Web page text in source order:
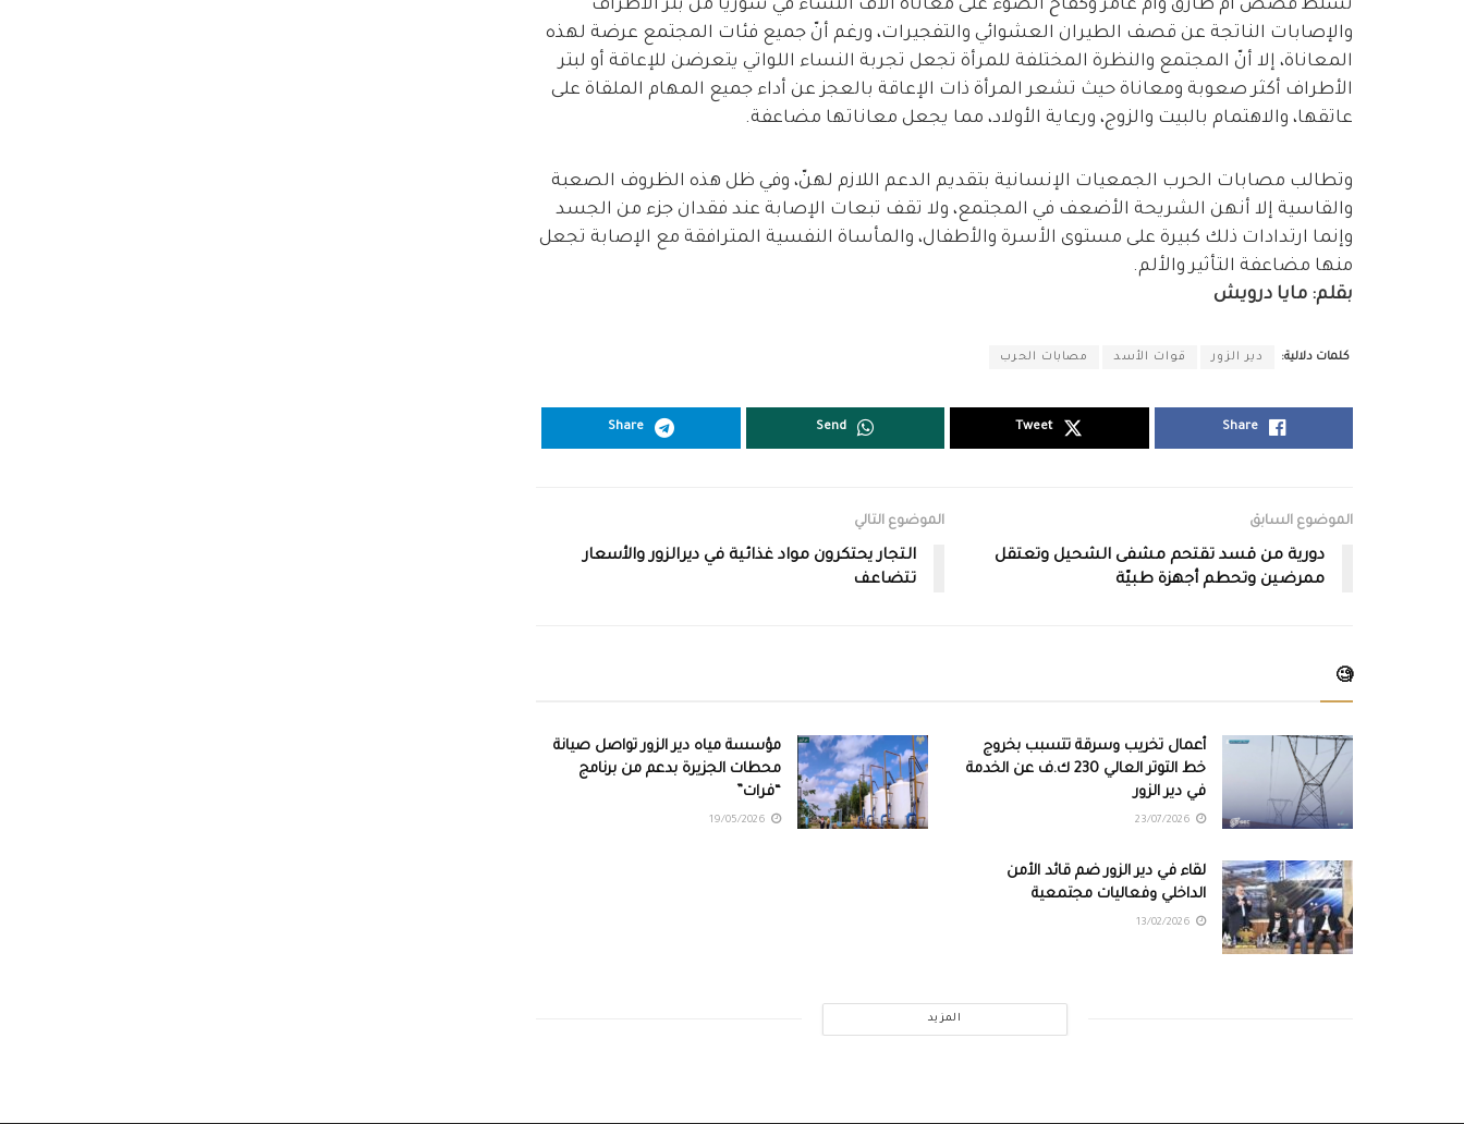
تسلط قصص أم طارق وأم عامر وكفاح الضوء على معاناة آلاف النساء في سوريا من بتر الأطراف
والإصابات الناتجة عن قصف الطيران العشوائي والتفجيرات، ورغم أنّ جميع فئات المجتمع عرضة لهذه
المعاناة، إلا أنّ المجتمع والنظرة المختلفة للمرأة تجعل تجربة النساء اللواتي يتعرضن للإعاقة أو لبتر
الأطراف أكثر صعوبة ومعاناة حيث تشعر المرأة ذات الإعاقة بالعجز عن أداء جميع المهام الملقاة على
عاتقها، والاهتمام بالبيت والزوج، ورعاية الأولاد، مما يجعل معاناتها مضاعفة.
وتطالب مصابات الحرب الجمعيات الإنسانية بتقديم الدعم اللازم لهنّ، وفي ظل هذه الظروف الصعبة
والقاسية إلا أنهن الشريحة الأضعف في المجتمع، ولا تقف تبعات الإصابة عند فقدان جزء من الجسد
وإنما ارتدادات ذلك كبيرة على مستوى الأسرة والأطفال، والمأساة النفسية المترافقة مع الإصابة تجعل
منها مضاعفة التأثير والألم.
بقلم: مايا درويش
كلمات دلالية: دير الزور قوات الأسد مصابات الحرب
Share
Tweet
Send
Share
الموضوع السابق
دورية من قسد تقتحم مشفى الشحيل وتعتقل
ممرضين وتحطم أجهزة طبيّة
الموضوع التالي
التجار يحتكرون مواد غذائية في ديرالزور والأسعار
تتضاعف
🧐
أعمال تخريب وسرقة تتسبب بخروج
خط التوتر العالي 230 ك.ف عن الخدمة
في دير الزور
مؤسسة مياه دير الزور تواصل صيانة
محطات الجزيرة بدعم من برنامج
“فرات”
لقاء في دير الزور ضم قائد الأمن
الداخلي وفعاليات مجتمعية
المزيد